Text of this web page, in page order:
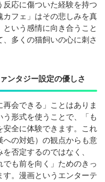
反応に傷ついた経験を持つ
カフェ」はその悲しみを真
いう感情に向き合うこと
多くの猫飼いの心に刺さ
ンタジー設定の優しさ
会できる」ことはありま
形式を使うことで、「も
安全に体験できます。これ
への対処）の観点からも意
否定するのではなく、
でも前を向く」ためのきっ
。漫画というエンターテ